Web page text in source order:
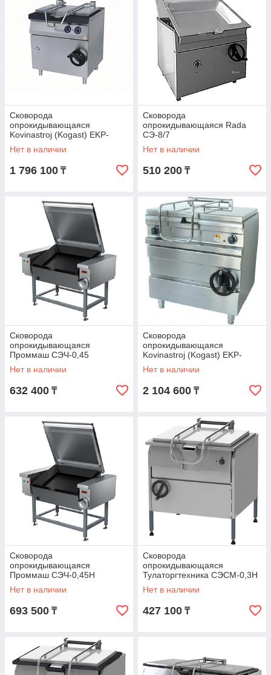
Сковорода
опрокидывающаяся
Kovinastroj (Kogast) EKP-
T7/40SL
Нет в наличии
1 796 100 ₸
Сковорода
опрокидывающаяся Rada
СЭ-8/7
Нет в наличии
510 200 ₸
Сковорода
опрокидывающаяся
Проммаш СЭЧ-0,45
Нет в наличии
632 400 ₸
Сковорода
опрокидывающаяся
Kovinastroj (Kogast) EKP-
T7/60
Нет в наличии
2 104 600 ₸
Сковорода
опрокидывающаяся
Проммаш СЭЧ-0,45Н
Нет в наличии
693 500 ₸
Сковорода
опрокидывающаяся
Тулаторгтехника СЭСМ-0,3Н
Нет в наличии
427 100 ₸